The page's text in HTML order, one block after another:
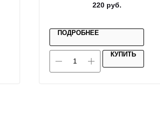
220 руб.
ПОДРОБНЕЕ
КУПИТЬ